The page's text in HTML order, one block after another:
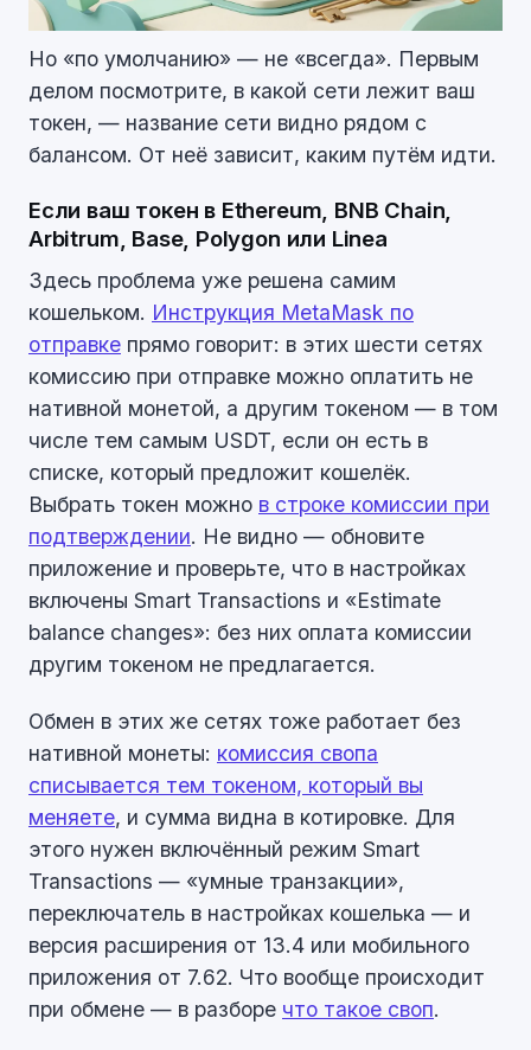
Но «по умолчанию» — не «всегда». Первым
делом посмотрите, в какой сети лежит ваш
токен, — название сети видно рядом с
балансом. От неё зависит, каким путём идти.
Если ваш токен в Ethereum, BNB Chain,
Arbitrum, Base, Polygon или Linea
Здесь проблема уже решена самим
кошельком. Инструкция MetaMask по
отправке прямо говорит: в этих шести сетях
комиссию при отправке можно оплатить не
нативной монетой, а другим токеном — в том
числе тем самым USDT, если он есть в
списке, который предложит кошелёк.
Выбрать токен можно в строке комиссии при
подтверждении. Не видно — обновите
приложение и проверьте, что в настройках
включены Smart Transactions и «Estimate
balance changes»: без них оплата комиссии
другим токеном не предлагается.
Обмен в этих же сетях тоже работает без
нативной монеты: комиссия свопа
списывается тем токеном, который вы
меняете, и сумма видна в котировке. Для
этого нужен включённый режим Smart
Transactions — «умные транзакции»,
переключатель в настройках кошелька — и
версия расширения от 13.4 или мобильного
приложения от 7.62. Что вообще происходит
при обмене — в разборе что такое своп.